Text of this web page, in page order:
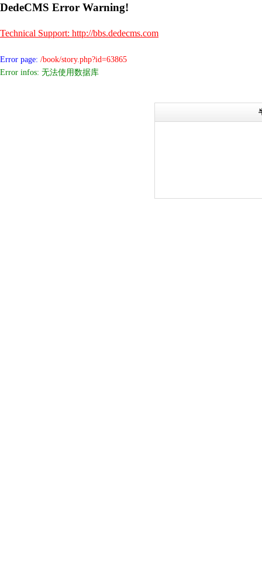
DedeCMS Error Warning!
Technical Support: http://bbs.dedecms.com
Error page: /book/story.php?id=63865
Error infos: 无法使用数据库